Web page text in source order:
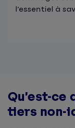
l'essentiel à
Qu’est-ce
tiers non-